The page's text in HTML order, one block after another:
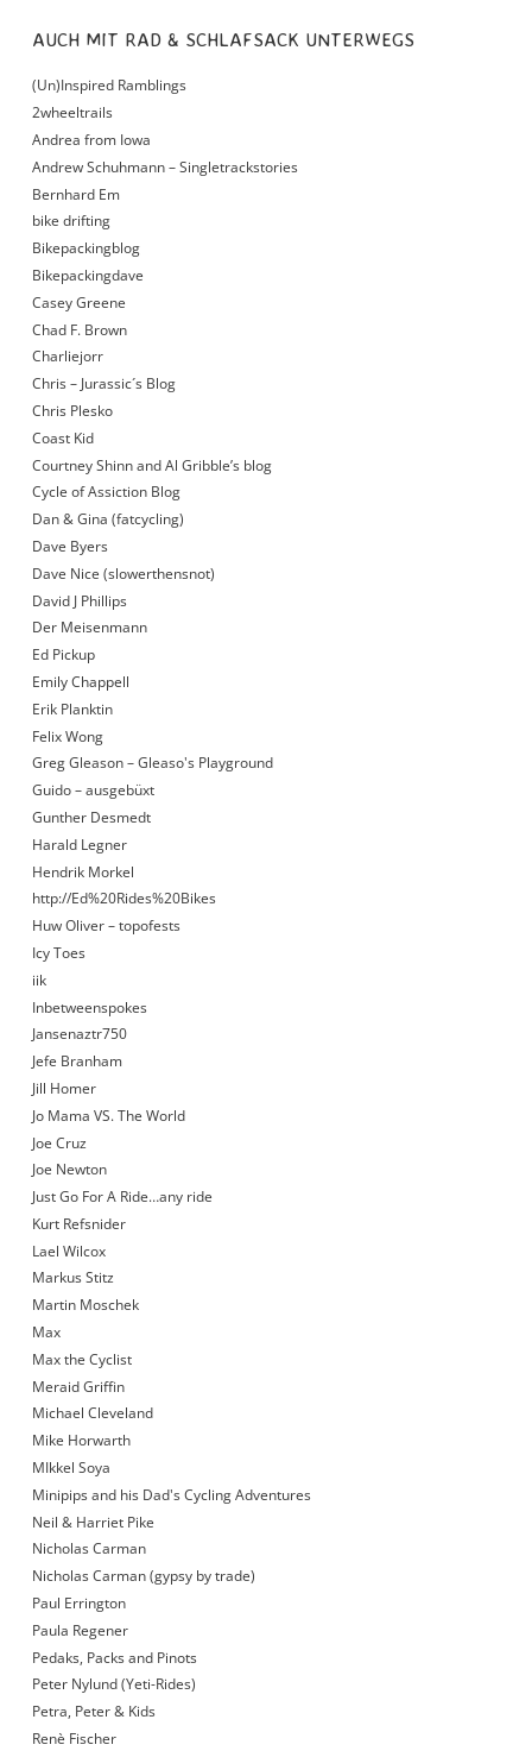
AUCH MIT RAD & SCHLAFSACK UNTERWEGS
(Un)Inspired Ramblings
2wheeltrails
Andrea from Iowa
Andrew Schuhmann – Singletrackstories
Bernhard Em
bike drifting
Bikepackingblog
Bikepackingdave
Casey Greene
Chad F. Brown
Charliejorr
Chris – Jurassic´s Blog
Chris Plesko
Coast Kid
Courtney Shinn and Al Gribble’s blog
Cycle of Assiction Blog
Dan & Gina (fatcycling)
Dave Byers
Dave Nice (slowerthensnot)
David J Phillips
Der Meisenmann
Ed Pickup
Emily Chappell
Erik Planktin
Felix Wong
Greg Gleason – Gleaso's Playground
Guido – ausgebüxt
Gunther Desmedt
Harald Legner
Hendrik Morkel
http://Ed%20Rides%20Bikes
Huw Oliver – topofests
Icy Toes
iik
Inbetweenspokes
Jansenaztr750
Jefe Branham
Jill Homer
Jo Mama VS. The World
Joe Cruz
Joe Newton
Just Go For A Ride…any ride
Kurt Refsnider
Lael Wilcox
Markus Stitz
Martin Moschek
Max
Max the Cyclist
Meraid Griffin
Michael Cleveland
Mike Horwarth
MIkkel Soya
Minipips and his Dad's Cycling Adventures
Neil & Harriet Pike
Nicholas Carman
Nicholas Carman (gypsy by trade)
Paul Errington
Paula Regener
Pedaks, Packs and Pinots
Peter Nylund (Yeti-Rides)
Petra, Peter & Kids
Renè Fischer